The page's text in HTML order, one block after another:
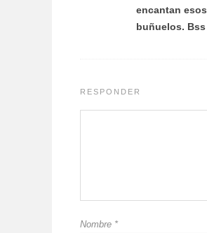
encantan esos
buñuelos. Bss
RESPONDER
Nombre *